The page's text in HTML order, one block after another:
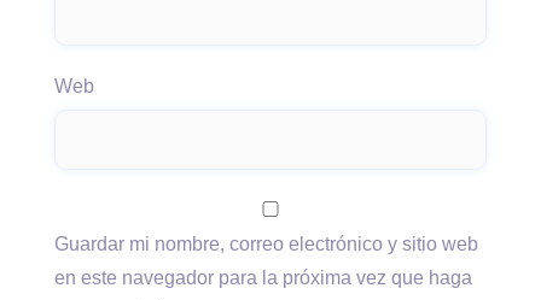
Web
Guardar mi nombre, correo electrónico y sitio web
en este navegador para la próxima vez que haga